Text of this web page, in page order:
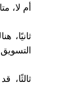
أم لا،
ثانيًا،
ثالثًا،